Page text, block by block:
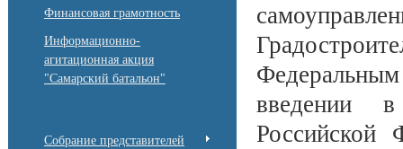
Финансовая грамотность
Информационно-
агитационная акция
"Самарский батальон"
Собрание представителей
введении в
Российской